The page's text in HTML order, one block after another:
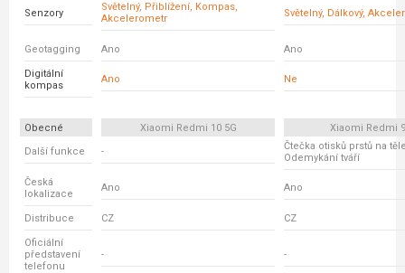
Senzory
Světelný, Přiblížení, Kompas,
Akcelerometr
Světelný, Dálkový,
Geotagging Ano Ano
Digitální
kompas
Ano Ne
Obecné Xiaomi Redmi 10 5G
Xiaomi Redmi
Další funkce
-
Čtečka otisků prstů na
Odemykání tváří
Česká
lokalizace
Ano Ano
Distribuce CZ CZ
Oficiální
představení
telefonu
- -